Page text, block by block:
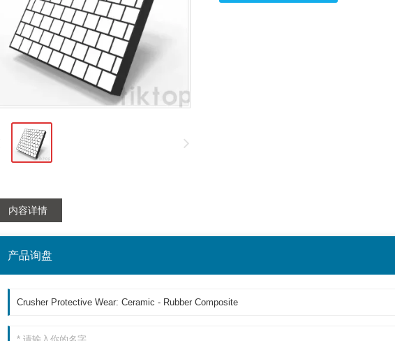
内容详情
产品询盘